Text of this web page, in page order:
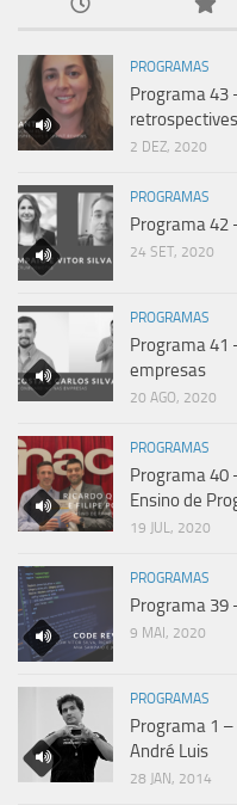
PROGRAMAS
Programa 43
2 DEZ, 2020
PROGRAMAS
Programa 42
24 SET, 2020
PROGRAMAS
Programa 41
empresas
20 AGO, 2020
PROGRAMAS
Programa 40
Ensino de
19 JUL, 2020
PROGRAMAS
Programa 39
9 MAI, 2020
PROGRAMAS
Programa 1
André Luis
28 JAN, 2014